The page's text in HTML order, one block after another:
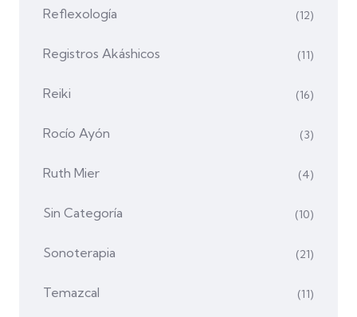
Reflexología (12)
Registros Akáshicos (11)
Reiki (16)
Rocío Ayón (3)
Ruth Mier (4)
Sin Categoría (10)
Sonoterapia (21)
Temazcal (11)